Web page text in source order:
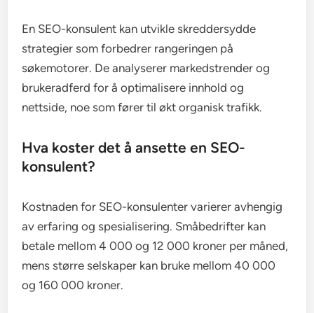
En SEO-konsulent kan utvikle skreddersydde
strategier som forbedrer rangeringen på
søkemotorer. De analyserer markedstrender og
brukeradferd for å optimalisere innhold og
nettside, noe som fører til økt organisk trafikk.
Hva koster det å ansette en SEO-
konsulent?
Kostnaden for SEO-konsulenter varierer avhengig
av erfaring og spesialisering. Småbedrifter kan
betale mellom 4 000 og 12 000 kroner per måned,
mens større selskaper kan bruke mellom 40 000
og 160 000 kroner.